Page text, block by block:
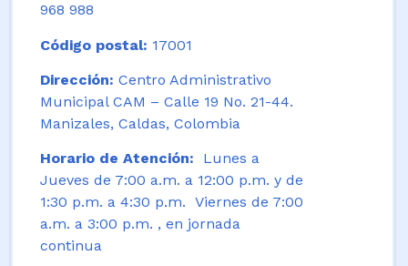
968 988
Código postal: 17001
Dirección: Centro Administrativo
Municipal CAM – Calle 19 No. 21-44.
Manizales, Caldas, Colombia
Horario de Atención: Lunes a
Jueves de 7:00 a.m. a 12:00 p.m. y de
1:30 p.m. a 4:30 p.m. Viernes de 7:00
a.m. a 3:00 p.m. , en jornada
continua